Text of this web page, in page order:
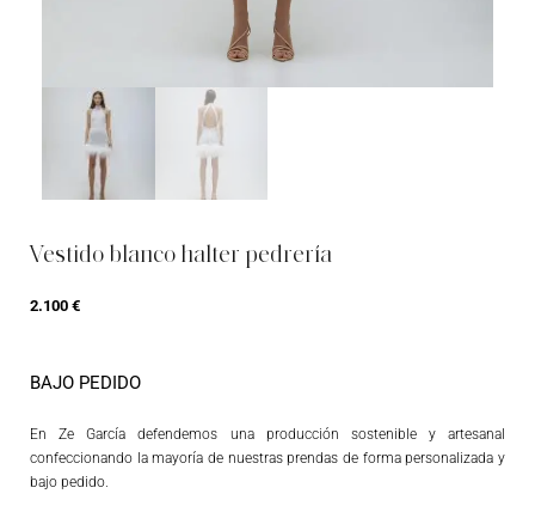
Vestido blanco halter pedrería
2.100 €
BAJO PEDIDO
En Ze García defendemos una producción sostenible y artesanal
confeccionando la mayoría de nuestras prendas de forma personalizada y
bajo pedido.